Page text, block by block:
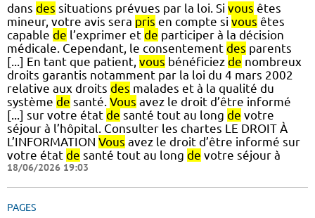
dans des situations prévues par la loi. Si vous êtes
mineur, votre avis sera pris en compte si vous êtes
capable de l’exprimer et de participer à la décision
médicale. Cependant, le consentement des parents
[...] En tant que patient, vous bénéficiez de nombreux
droits garantis notamment par la loi du 4 mars 2002
relative aux droits des malades et à la qualité du
système de santé. Vous avez le droit d’être informé
[...] sur votre état de santé tout au long de votre
séjour à l’hôpital. Consulter les chartes LE DROIT À
L’INFORMATION Vous avez le droit d’être informé sur
votre état de santé tout au long de votre séjour à
18/06/2026 19:03
PAGES